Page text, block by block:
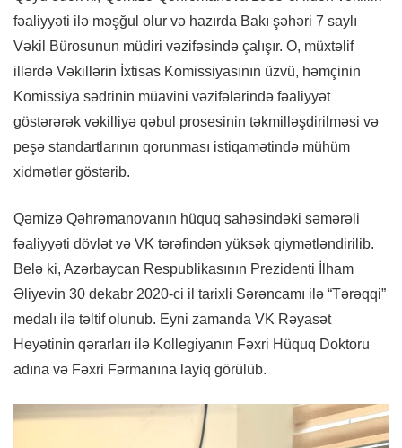
fəaliyyəti ilə məşğul olur və hazırda Bakı şəhəri 7 saylı
Vəkil Bürosunun müdiri vəzifəsində çalışır. O, müxtəlif
illərdə Vəkillərin İxtisas Komissiyasının üzvü, həmçinin
Komissiya sədrinin müavini vəzifələrində fəaliyyət
göstərərək vəkilliyə qəbul prosesinin təkmilləşdirilməsi və
peşə standartlarının qorunması istiqamətində mühüm
xidmətlər göstərib.
Qəmizə Qəhrəmanovanın hüquq sahəsindəki səmərəli
fəaliyyəti dövlət və VK tərəfindən yüksək qiymətləndirilib.
Belə ki, Azərbaycan Respublikasının Prezidenti İlham
Əliyevin 30 dekabr 2020-ci il tarixli Sərəncamı ilə “Tərəqqi”
medalı ilə təltif olunub. Eyni zamanda VK Rəyasət
Heyətinin qərarları ilə Kollegiyanın Fəxri Hüquq Doktoru
adına və Fəxri Fərmanına layiq görülüb.